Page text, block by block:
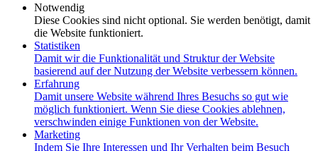
Notwendig
Diese Cookies sind nicht optional. Sie werden benötigt, damit
die Website funktioniert.
Statistiken
Damit wir die Funktionalität und Struktur der Website
basierend auf der Nutzung der Website verbessern können.
Erfahrung
Damit unsere Website während Ihres Besuchs so gut wie
möglich funktioniert. Wenn Sie diese Cookies ablehnen,
verschwinden einige Funktionen von der Website.
Marketing
Indem Sie Ihre Interessen und Ihr Verhalten beim Besuch